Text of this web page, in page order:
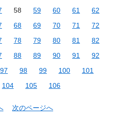
58 59 60 61
62
68 69 70 71
72
78 79 80 81
82
88 89 90 91
92
97 98 99 100
101
104 105 106
次のページへ